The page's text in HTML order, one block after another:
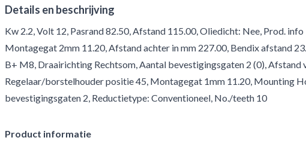
Details en beschrijving
Kw 2.2, Volt 12, Pasrand 82.50, Afstand 115.00, Oliedicht: Nee, Prod.
Montagegat 2mm 11.20, Afstand achter in mm 227.00, Bendix afstand
B+ M8, Draairichting Rechtsom, Aantal bevestigingsgaten 2 (0), Afstand
Regelaar/borstelhouder positie 45, Montagegat 1mm 11.20, Mounting
bevestigingsgaten 2, Reductietype: Conventioneel, No./teeth 10
Product informatie